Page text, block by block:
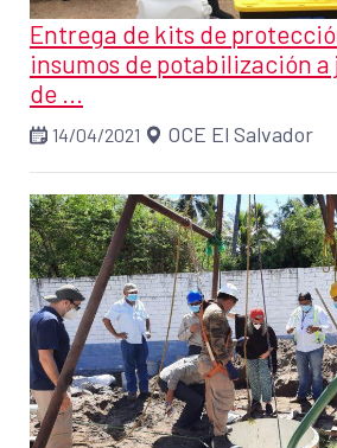
Entrega de kits de
insumos de potabilización a
de ...
14/04/2021 OCE El Salvador